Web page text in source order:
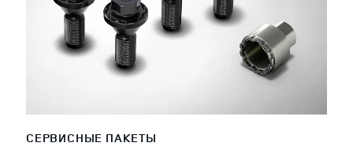
СЕРВИСНЫЕ ПАКЕТЫ